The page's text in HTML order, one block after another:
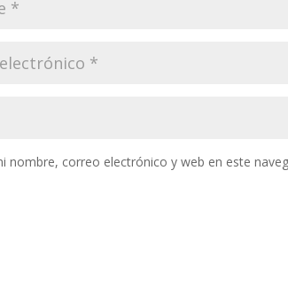
nombre, correo electrónico y web en este